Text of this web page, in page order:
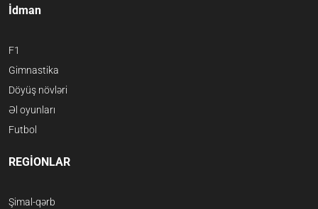
İdman
F1
Gimnastika
Döyüş növləri
Əl oyunları
Futbol
REGİONLAR
Şimal-qərb